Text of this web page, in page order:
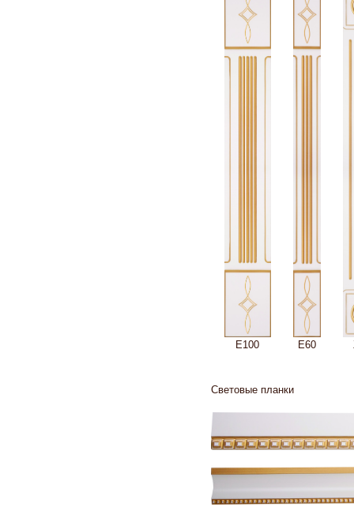
Е100 Е60
Световые планки